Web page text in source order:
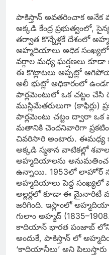
పాకిస్తాన్‌ అవతరించాక అనేక
అక్కడి కేంద్ర ప్రభుత్వంలో,
తర్వాత కొన్నేళ్లకే దేశంలో
అహ్మదియాలు అధిక సంఖ్యలో
వర్గాల మధ్య ఘర్షణలు
ఈ కొట్లాటలు అప్పట్లో
అలీ భుట్లో అధికారంలో
పార్లమెంటులో ఒక చట్టం
ముస్లిమేతరులుగా (కాఫిర్లు)
పార్లమెంటు చట్టం ద్వారా
మతానికి చెందనివారిగా
చివరిసారి అంటారు. ఈమధ్య
అక్కడి స్మశాన వాటికల్లో
అహ్మదియాలను
ఉన్నాయి. 1953లో లాహోర్‌
అహ్మదియాలు పెద్ద సంఖ్యలో
అల్లర్లలో కూడా ఈ మైనారిటీ
జరిగింది. ఇస్లాంలో అహ్మదియా
గులాం అహ్మద్‌
కాదియాన్‌ భారత పంజాబ్‌ లోని
అందుకే, పాకిస్తాన్‌ లో
‘కాదియానీలు’ అని పిలుస్తారు